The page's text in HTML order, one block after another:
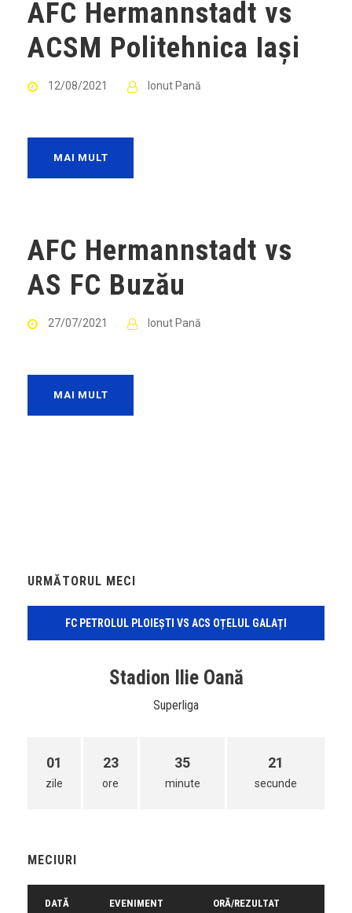
AFC Hermannstadt vs
ACSM Politehnica Iași
12/08/2021 Ionut Pană
MAI MULT
AFC Hermannstadt vs
AS FC Buzău
27/07/2021 Ionut Pană
MAI MULT
URMĂTORUL MECI
FC PETROLUL PLOIEȘTI VS ACS OȚELUL GALAȚI
Stadion Ilie Oană
Superliga
01
zile
23
ore
35
minute
21
secunde
MECIURI
DATĂ EVENIMENT ORĂ/REZULTAT